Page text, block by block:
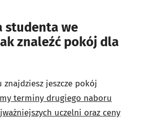
studenta we
znaleźć pokój dla
znajdziesz jeszcze pokój
terminy drugiego naboru
uczelni oraz ceny